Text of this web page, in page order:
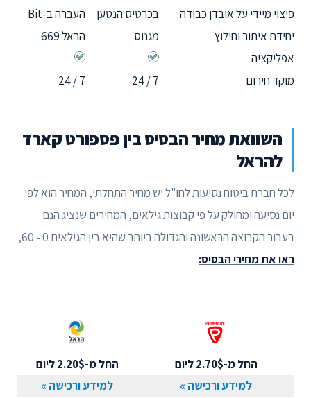
פיצוי מיידי על אובדן כבודה
בכרטיס הנטען
העברה ב-Bit
יחידת איתור וחילוץ
מגנוס
הראל 669
אפליקציה
מוקד חירום
7 / 24
7 / 24
השוואת מחיר הבסיס בין פספורט קארד
להראל
לכל חברת ביטוח נסיעות לחו"ל יש מחיר התחלתי, המחיר הוא לפי
יום נסיעה ומחולק על פי קבוצות גילאים, המחירים שנציג הנם
בעבור הקבוצה הראשונה והגדולה ביותר שהיא בין הגילאים 0 - 60,
ראו את מחירי הבסיס:
החל מ-2.70$ ליום
החל מ-2.20$ ליום
למידע ורכישה »
למידע ורכישה »